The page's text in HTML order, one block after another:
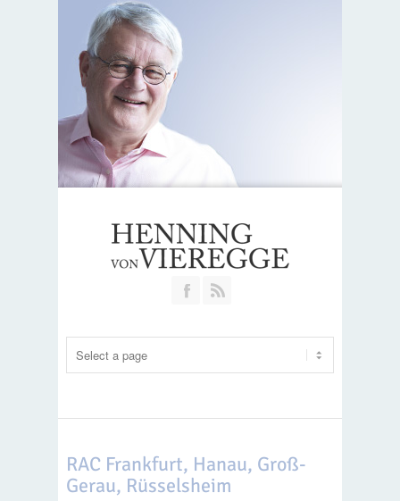
Join our Facebook Group
RAC Frankfurt, Hanau, Groß-
Gerau, Rüsselsheim